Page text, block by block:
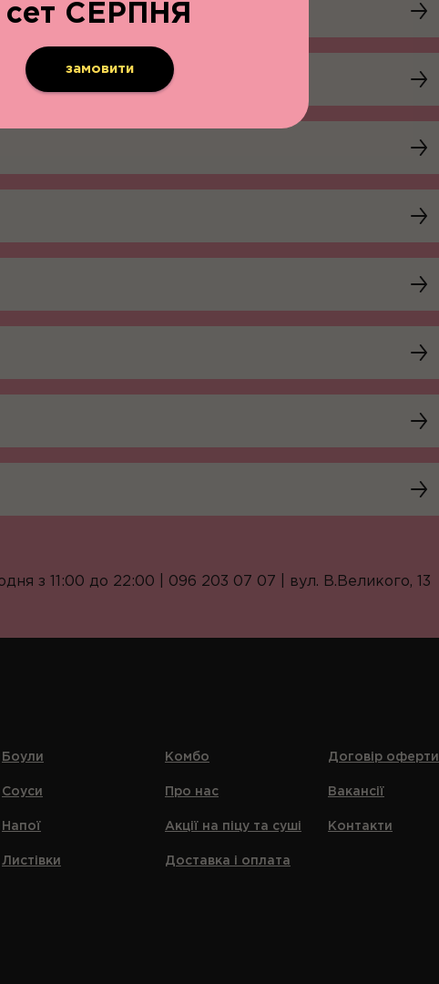
з 11:00 до 22:00 | 096 203 07 07 | вул. В.Великого, 13
сет СЕРПНЯ
замовити
Боули
Соуси
Напої
Листівки
Комбо
Про нас
Акції на піцу та суші
Доставка і оплата
Договір оферти
Вакансії
Контакти